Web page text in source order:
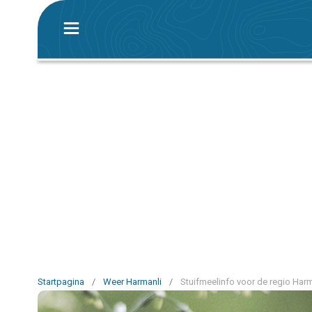
Startpagina / Weer Harmanli / Stuifmeelinfo voor de regio